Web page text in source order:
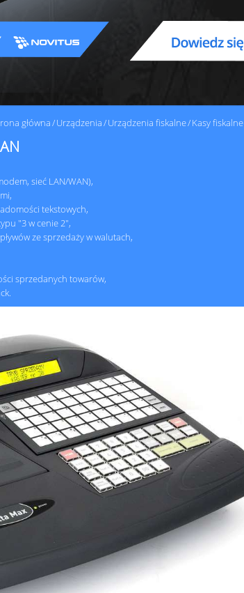
główna Urządzenia Urządzenia fiskalne Kasy fiskalne
sieć LAN/WAN),
tekstowych,
"3 w cenie 2",
ze sprzedaży w walutach,
sprzedanych towarów,